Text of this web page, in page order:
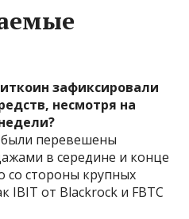
зафиксировали
несмотря на
перевешены
в середине и конце
со стороны крупных
IBIT от Blackrock и FBTC